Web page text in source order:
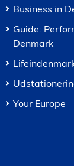
Business in
Guide:
Denmark
Your Europe